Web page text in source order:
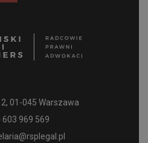
2, 01-045 Warszawa
603 969 569